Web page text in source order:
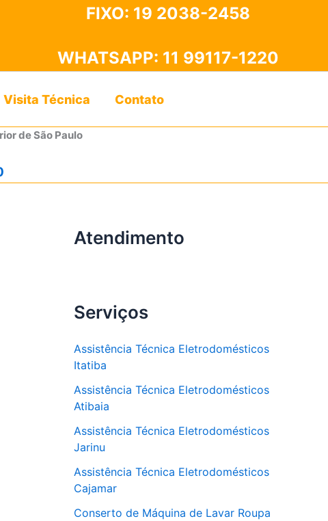
FIXO: 19 2038-2458
WHATSAPP: 11 99117-1220
Visita Técnica Contato
de São Paulo
Atendimento
Serviços
Assistência Técnica Eletrodomésticos
Itatiba
Assistência Técnica Eletrodomésticos
Atibaia
Assistência Técnica Eletrodomésticos
Jarinu
Assistência Técnica Eletrodomésticos
Cajamar
Conserto de Máquina de Lavar Roupa